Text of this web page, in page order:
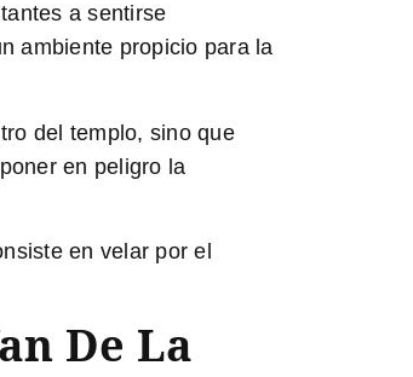
a sentirse
ambiente propicio para la
del templo, sino que
en peligro la
en velar por el
De La